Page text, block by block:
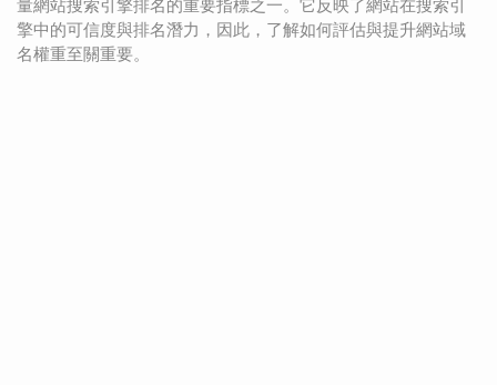
量網站搜索引擎排名的重要指標之一。它反映了網站在搜索引
擎中的可信度與排名潛力，因此，了解如何評估與提升網站域
名權重至關重要。